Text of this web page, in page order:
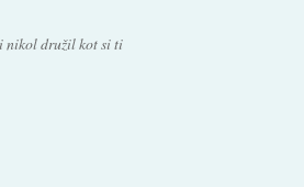
nikol družil kot si ti